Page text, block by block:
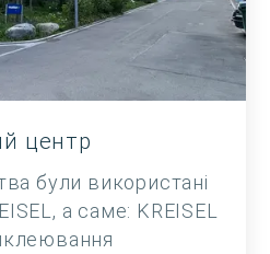
центр
були використані
а саме: KREISEL